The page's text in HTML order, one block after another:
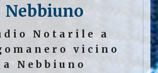
Nebbiuno
Notarile a
vicino
a Nebbiuno